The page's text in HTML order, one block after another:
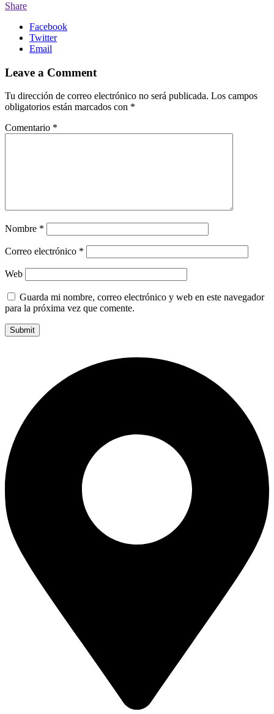
Share
Facebook
Twitter
Email
Leave a Comment
Tu dirección de correo electrónico no será publicada. Los campos
obligatorios están marcados con *
Comentario *
Nombre *
Correo electrónico *
Web
Guarda mi nombre, correo electrónico y web en este navegador
para la próxima vez que comente.